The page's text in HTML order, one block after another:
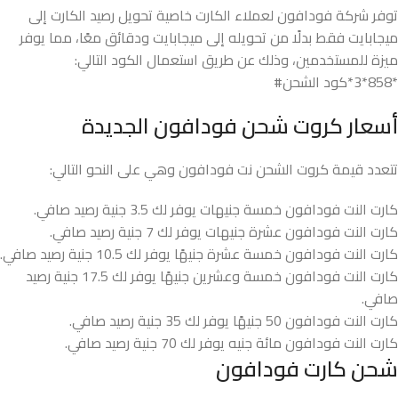
توفر شركة فودافون لعملاء الكارت خاصية تحويل رصيد الكارت إلى
ميجابايت فقط بدلًا من تحويله إلى ميجابايت ودقائق معًا، مما يوفر
ميزة للمستخدمين، وذلك عن طريق استعمال الكود التالي:
*858*3*كود الشحن#
أسعار كروت شحن فودافون الجديدة
تتعدد قيمة كروت الشحن نت فودافون وهي على النحو التالي:
كارت النت فودافون خمسة جنيهات يوفر لك 3.5 جنية رصيد صافي.
كارت النت فودافون عشرة جنيهات يوفر لك 7 جنية رصيد صافي.
كارت النت فودافون خمسة عشرة جنيهًا يوفر لك 10.5 جنية رصيد صافي.
كارت النت فودافون خمسة وعشرين جنيهًا يوفر لك 17.5 جنية رصيد
صافي.
كارت النت فودافون 50 جنيهًا يوفر لك 35 جنية رصيد صافي.
كارت النت فودافون مائة جنيه يوفر لك 70 جنية رصيد صافي.
شحن كارت فودافون